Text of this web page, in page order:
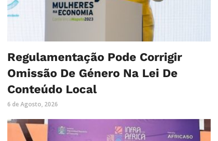
Regulamentação Pode Corrigir
Omissão De Género Na Lei De
Conteúdo Local
6 de Agosto, 2026